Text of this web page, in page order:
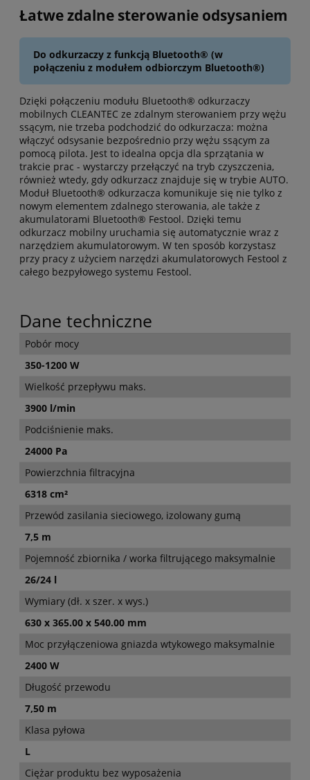
Łatwe zdalne sterowanie odsysaniem
Do odkurzaczy z funkcją Bluetooth® (w
połączeniu z modułem odbiorczym Bluetooth®)
Dzięki połączeniu modułu Bluetooth® odkurzaczy
mobilnych CLEANTEC ze zdalnym sterowaniem przy wężu
ssącym, nie trzeba podchodzić do odkurzacza: można
włączyć odsysanie bezpośrednio przy wężu ssącym za
pomocą pilota. Jest to idealna opcja dla sprzątania w
trakcie prac - wystarczy przełączyć na tryb czyszczenia,
również wtedy, gdy odkurzacz znajduje się w trybie AUTO.
Moduł Bluetooth® odkurzacza komunikuje się nie tylko z
nowym elementem zdalnego sterowania, ale także z
akumulatorami Bluetooth® Festool. Dzięki temu
odkurzacz mobilny uruchamia się automatycznie wraz z
narzędziem akumulatorowym. W ten sposób korzystasz
przy pracy z użyciem narzędzi akumulatorowych Festool z
całego bezpyłowego systemu Festool.
Dane techniczne
Pobór mocy
350-1200 W
Wielkość przepływu maks.
3900 l/min
Podciśnienie maks.
24000 Pa
Powierzchnia filtracyjna
6318 cm²
Przewód zasilania sieciowego, izolowany gumą
7,5 m
Pojemność zbiornika / worka filtrującego maksymalnie
26/24 l
Wymiary (dł. x szer. x wys.)
630 x 365.00 x 540.00 mm
Moc przyłączeniowa gniazda wtykowego maksymalnie
2400 W
Długość przewodu
7,50 m
Klasa pyłowa
L
Ciężar produktu bez wyposażenia